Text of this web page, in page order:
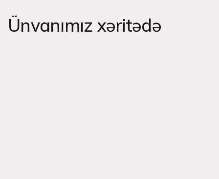
Ünvanımız xəritədə